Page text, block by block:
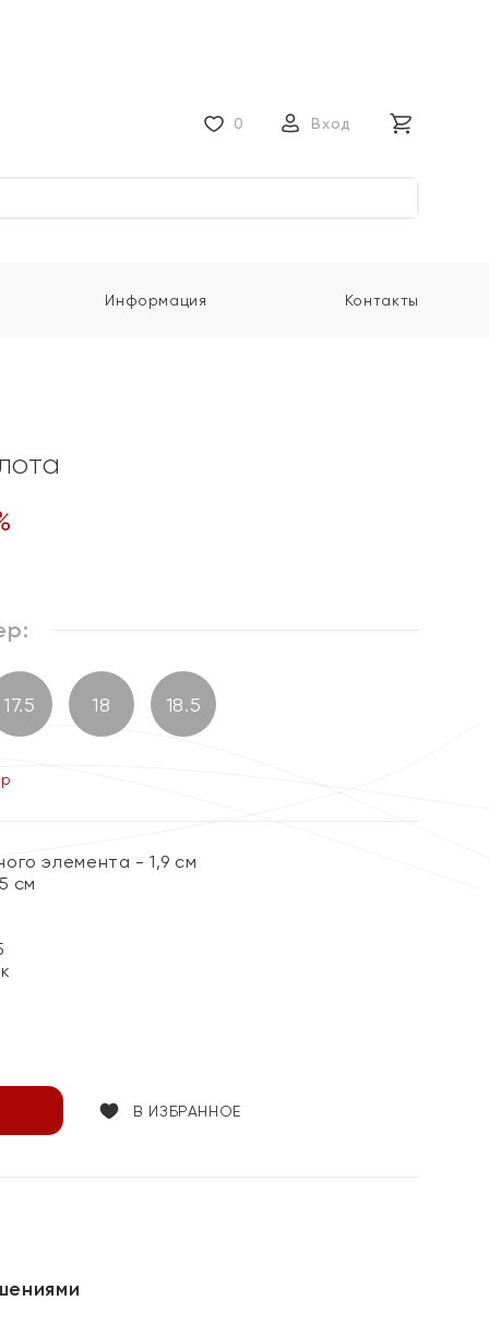
0 Вход
Информация Контакты
17.5 18 18.5
элемента - 1,9 см
см
В ИЗБРАННОЕ